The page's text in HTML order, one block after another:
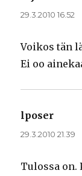
29.3.2010 16.52
Voikos tän
Ei oo
lposer
29.3.2010 21.39
Tulossa